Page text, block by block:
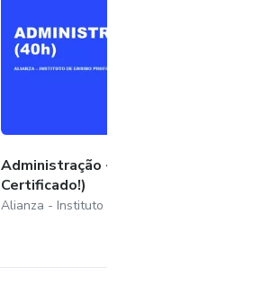
Administração - 40h (com
Certificado!)